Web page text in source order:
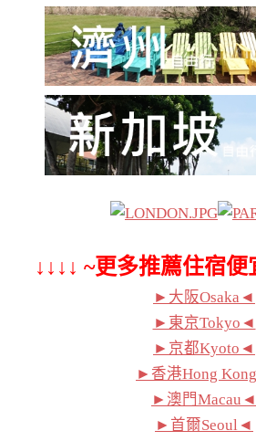
↓↓↓↓ ~更多推薦住宿便
►大阪Osaka◄
►東京Tokyo◄
►京都Kyoto◄
►香港Hong
►澳門Macau◄
►首爾Seoul◄